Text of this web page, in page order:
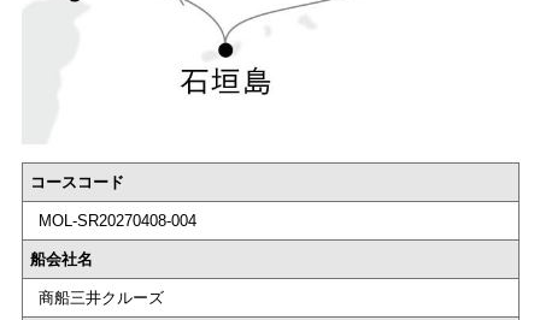
コースコード
MOL-SR20270408-004
船会社名
商船三井クルーズ